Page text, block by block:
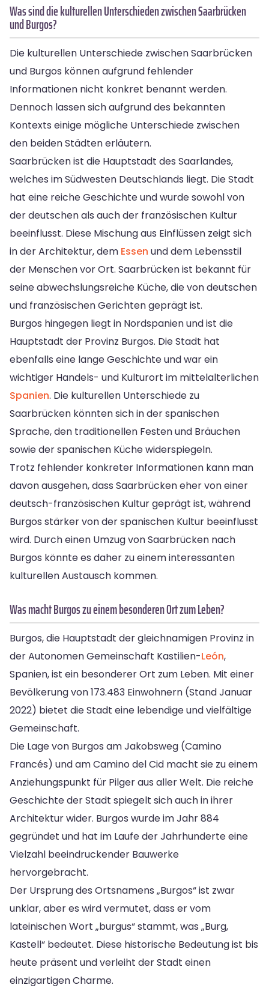
Was sind die kulturellen Unterschieden zwischen Saarbrücken
und Burgos?
Die kulturellen Unterschiede zwischen Saarbrücken
und Burgos können aufgrund fehlender
Informationen nicht konkret benannt werden.
Dennoch lassen sich aufgrund des bekannten
Kontexts einige mögliche Unterschiede zwischen
den beiden Städten erläutern.
Saarbrücken ist die Hauptstadt des Saarlandes,
welches im Südwesten Deutschlands liegt. Die Stadt
hat eine reiche Geschichte und wurde sowohl von
der deutschen als auch der französischen Kultur
beeinflusst. Diese Mischung aus Einflüssen zeigt sich
in der Architektur, dem Essen und dem Lebensstil
der Menschen vor Ort. Saarbrücken ist bekannt für
seine abwechslungsreiche Küche, die von deutschen
und französischen Gerichten geprägt ist.
Burgos hingegen liegt in Nordspanien und ist die
Hauptstadt der Provinz Burgos. Die Stadt hat
ebenfalls eine lange Geschichte und war ein
wichtiger Handels- und Kulturort im mittelalterlichen
Spanien. Die kulturellen Unterschiede zu
Saarbrücken könnten sich in der spanischen
Sprache, den traditionellen Festen und Bräuchen
sowie der spanischen Küche widerspiegeln.
Trotz fehlender konkreter Informationen kann man
davon ausgehen, dass Saarbrücken eher von einer
deutsch-französischen Kultur geprägt ist, während
Burgos stärker von der spanischen Kultur beeinflusst
wird. Durch einen Umzug von Saarbrücken nach
Burgos könnte es daher zu einem interessanten
kulturellen Austausch kommen.
Was macht Burgos zu einem besonderen Ort zum Leben?
Burgos, die Hauptstadt der gleichnamigen Provinz in
der Autonomen Gemeinschaft Kastilien-León,
Spanien, ist ein besonderer Ort zum Leben. Mit einer
Bevölkerung von 173.483 Einwohnern (Stand Januar
2022) bietet die Stadt eine lebendige und vielfältige
Gemeinschaft.
Die Lage von Burgos am Jakobsweg (Camino
Francés) und am Camino del Cid macht sie zu einem
Anziehungspunkt für Pilger aus aller Welt. Die reiche
Geschichte der Stadt spiegelt sich auch in ihrer
Architektur wider. Burgos wurde im Jahr 884
gegründet und hat im Laufe der Jahrhunderte eine
Vielzahl beeindruckender Bauwerke
hervorgebracht.
Der Ursprung des Ortsnamens „Burgos“ ist zwar
unklar, aber es wird vermutet, dass er vom
lateinischen Wort „burgus“ stammt, was „Burg,
Kastell“ bedeutet. Diese historische Bedeutung ist bis
heute präsent und verleiht der Stadt einen
einzigartigen Charme.